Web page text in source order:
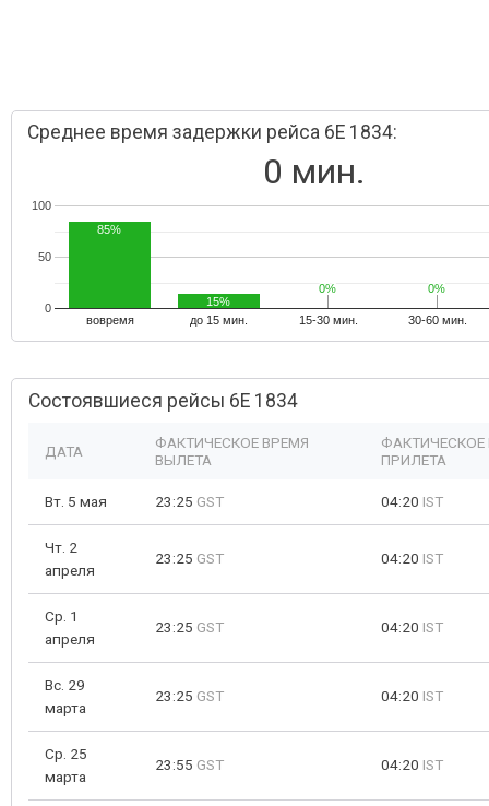
Среднее время задержки рейса 6E 1834:
0 мин.
вовремя до 15 мин. 15-30 мин. 30-60 мин.
0
50
100
85%
15%
0%
0% 0%
0%
Состоявшиеся рейсы 6E 1834
ДАТА
ФАКТИЧЕСКОЕ ВРЕМЯ
ВЫЛЕТА
ФАКТИЧЕСКОЕ
ПРИЛЕТА
Вт. 5 мая 23:25 GST 04:20 IST
Чт. 2
апреля
23:25 GST 04:20 IST
Ср. 1
апреля
23:25 GST 04:20 IST
Вс. 29
марта
23:25 GST 04:20 IST
Ср. 25
марта
23:55 GST 04:20 IST